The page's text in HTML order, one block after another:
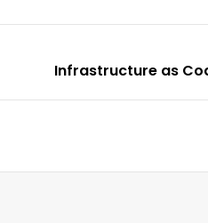
Infrastructure as